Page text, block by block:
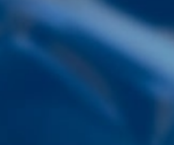
種類と特徴
流れ
コース紹介
料金
ドライブスルー洗車
スタッフ手洗い洗車
スタッフ機械洗車